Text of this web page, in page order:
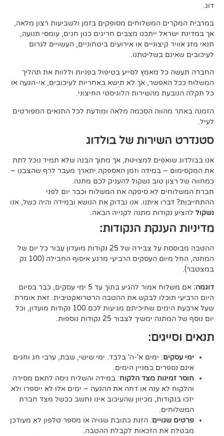
המשלוחים מסופקים בזמן ולשביעות רצון מלאה,
ייתכנו מצבים חריגים כגון חגים, עומסי תנועה,
או אירועים ביטחוניים, העשויים לגרום
בשליטתנו.
מאמץ לסייע בטיפול בפניות וללוות את תהליך
אך לא תישא באחריות לעיכובים, אי-הגעה או
מהשירות הלוגיסטי החיצוני.
הסכמה מלאה ומודעת לכל התנאים המפורטים
של בולדוג
למצוינות, אך מתוך הבנה שלא תמיד נוכל לתת
במידה וזמן האספקה יתארך מעבר לרף שהצבנו –
טוב נשקול להעניק לכם מתנה.
לא סיפקה את המשלוח וכבר יום לפני
איתנו. אנו נבדוק את הנושא ובמידה והיה כשל, אנו
מתנה לקנייה הבאה.
הנקודות:
ההטבה מבוססת על צבירה של 25 נקודות מועדון עבור כל יום של
המתנה, החל מיום העסקים הרביעי מרגע איסוף החבילה (100 נק
אם משלוח אמור להגיע בתוך עד 5 ימי עסקים, כבר בסיום
לבקש את ההטבה הרטרואקטיבית. זאת אומרת
שעל ארבעת הימים שחיכיתם מגיעות לכם 100 נקודות מועדון, וכל
לצבור 25 נקודות נוספות.
: ימים א'-ה' בלבד. ימי שישי, שבת, ערבי חג וחגים
במניין הימים.
מצד הלקוח: במידה והשליח ניסה לתאם מסירה
ענה או דחה את ההגעה – ימים אלו לא ייספרו ולא
מכיוון שהעיכוב אינו נחשב ככשל מצד חברת
: הזנת כתובת שגויה או מספר טלפון לא מעודכן
הזכאות לקבלת ההטבה.